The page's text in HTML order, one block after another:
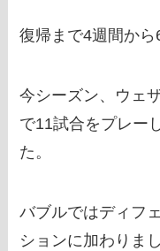
復帰まで4週間から
今シーズン、ウェ
で11試合をプレー
た。
バブルではディフ
ションに加わりまし